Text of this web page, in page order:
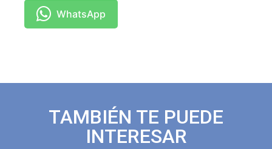
WhatsApp
TAMBIÉN TE PUEDE
INTERESAR